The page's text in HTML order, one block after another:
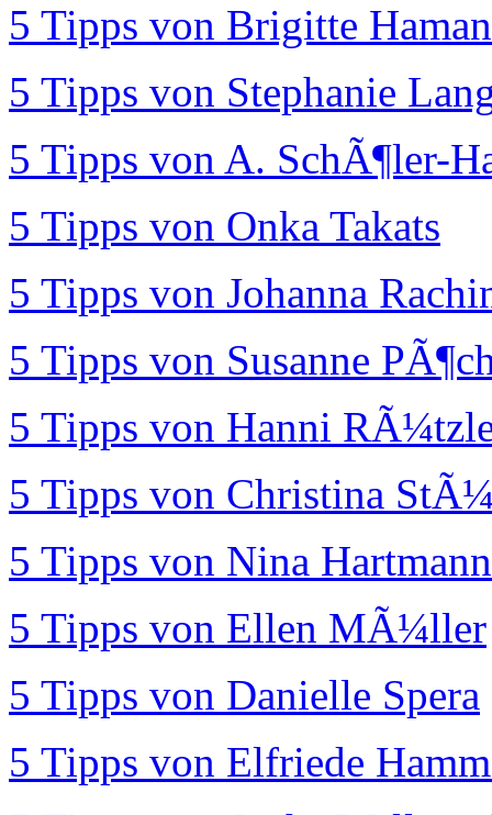
5 Tipps von Brigitte
5 Tipps von Stephanie
5 Tipps von A. SchÃ¶ler-
5 Tipps von Onka Takats
5 Tipps von Johanna
5 Tipps von Susanne
5 Tipps von Hanni
5 Tipps von Christina
5 Tipps von Nina Hartmann
5 Tipps von Ellen MÃ¼ller
5 Tipps von Danielle Spera
5 Tipps von Elfriede